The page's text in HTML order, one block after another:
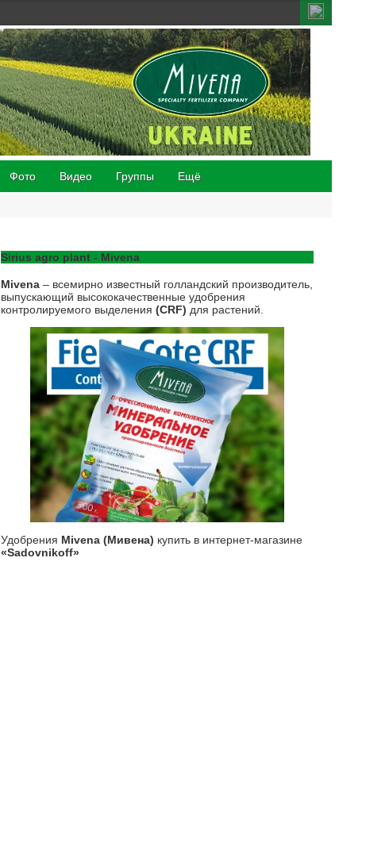
Фото Видео Группы Ещё
Sirius agro plant - Mivena
Mivena – всемирно известный голландский производитель,
выпускающий высококачественные удобрения
контролируемого выделения (CRF) для растений.
Удобрения Mivena (Мивена) купить в интернет-магазине
«Sadovnikoff»